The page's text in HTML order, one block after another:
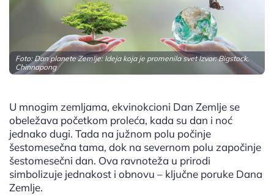
Foto: Dan planete Zemlje: Ideja koja je promenila svet Izvor: Bigstock,
Chinnapong
U mnogim zemljama, ekvinokcioni Dan Zemlje se
obeležava početkom proleća, kada su dan i noć
jednako dugi. Tada na južnom polu počinje
šestomesečna tama, dok na severnom polu započinje
šestomesečni dan. Ova ravnoteža u prirodi
simbolizuje jednakost i obnovu – ključne poruke Dana
Zemlje.